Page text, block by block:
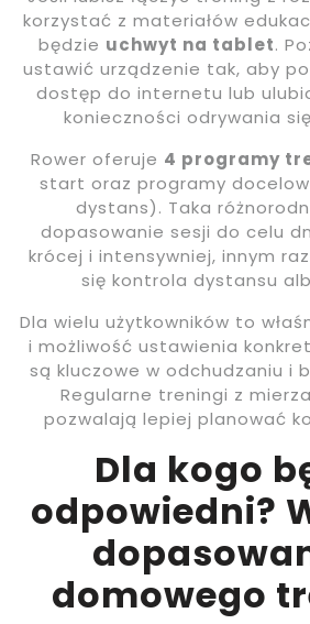
korzystać z materiałów
będzie uchwyt na tablet.
ustawić urządzenie tak, aby
dostęp do internetu lub
konieczności odrywania
Rower oferuje 4 programy
start oraz programy
dystans). Taka
dopasowanie sesji do celu
krócej i intensywniej, innym
się kontrola dystansu
Dla wielu użytkowników to
i możliwość ustawienia
są kluczowe w odchudzaniu i
Regularne treningi z
pozwalają lepiej planować
Dla kogo
odpowiedni?
domowego